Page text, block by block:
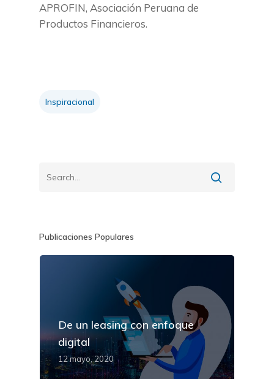
APROFIN, Asociación Peruana de
Productos Financieros.
Inspiracional
Publicaciones Populares
De un leasing con enfoque
digital
12 mayo, 2020